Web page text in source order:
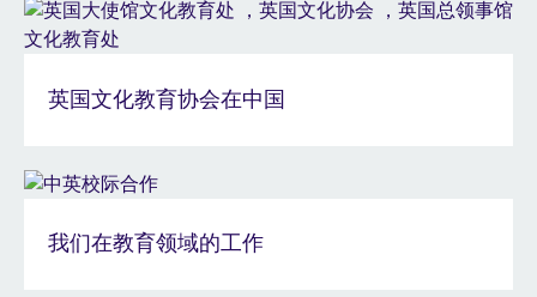
英国文化教育协会在中国
我们在教育领域的工作